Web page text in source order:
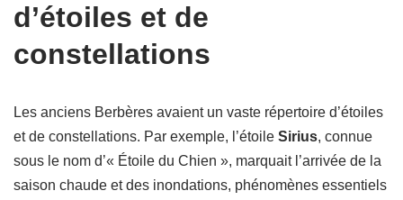
d’étoiles et de
constellations
Les anciens Berbères avaient un vaste répertoire d’étoiles
et de constellations. Par exemple, l’étoile Sirius, connue
sous le nom d’« Étoile du Chien », marquait l’arrivée de la
saison chaude et des inondations, phénomènes essentiels